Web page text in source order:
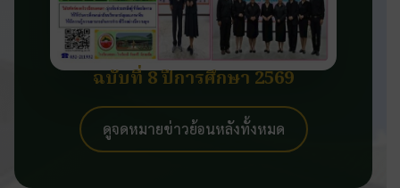
ฉบับที่ 8 ปีการศึกษา 2569
ดูจดหมายข่าวย้อนหลังทั้งหมด